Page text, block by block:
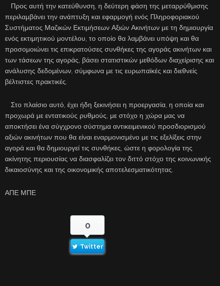
Προς αυτή την κατεύθυνση, η δεύτερη φάση της μεταρρύθμισης
περιλαμβάνει την ανάπτυξη και εφαρμογή ενός Πληροφοριακού
Συστήματος Μαζικών Εκτιμήσεων Αξιών Ακινήτων με τη δημιουργία
ενός εκτιμητικού μοντέλου, το οποίο θα λαμβάνει υπόψη και θα
προσομοιώνει τις επικρατούσες συνθήκες της αγοράς ακινήτων και
των τάσεων της αγοράς, βάσει στατιστικών μεθόδων διαχείρισης και
ανάλυσης δεδομένων, σύμφωνα με τις ευρωπαϊκές και διεθνείς
βέλτιστες πρακτικές.
Στο πλαίσιο αυτό, έχει ήδη ξεκινήσει η προεργασία, η οποία και
προχωρά με εντατικούς ρυθμούς, με στόχο η χώρα μας να
αποκτήσει ένα σύγχρονο σύστημα αντικειμενικού προσδιορισμού
αξιών ακινήτων που θα είναι εναρμονισμένο με τις εξελίξεις στην
αγορά και θα δημιουργεί τις συνθήκες, ώστε η φορολογία της
ακίνητης περιουσίας να διασφαλίζει τον διττό στόχο της κοινωνικής
δικαιοσύνης και της οικονομικής αποτελεσματικότητας.
ΑΠΕ ΜΠΕ
0
Twitter